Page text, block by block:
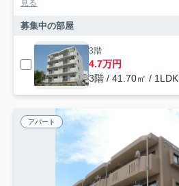
見る
募集中の部屋
3階
4.7万円
3階 / 41.70㎡ / 1LDK
アパート